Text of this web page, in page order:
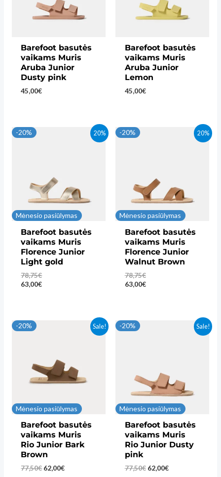
Barefoot basutės
vaikams Muris
Aruba Junior
Dusty pink
45,00€
Barefoot basutės
vaikams Muris
Aruba Junior
Lemon
45,00€
20%
Mėnesio pasiūlymas
-20%
Barefoot basutės
vaikams Muris
Florence Junior
Light gold
78,75€
63,00€
20%
Mėnesio pasiūlymas
-20%
Barefoot basutės
vaikams Muris
Florence Junior
Walnut Brown
78,75€
63,00€
Sale!
Mėnesio pasiūlymas
-20%
Barefoot basutės
vaikams Muris
Rio Junior Bark
Brown
77,50€ Original
62,00€Current
Sale!
Mėnesio pasiūlymas
-20%
Barefoot basutės
vaikams Muris
Rio Junior Dusty
pink
77,50€ Original
62,00€Current